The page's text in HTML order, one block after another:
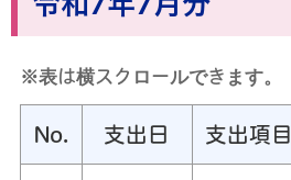
※表は横スクロールできます。
No. 支出日 支出項目